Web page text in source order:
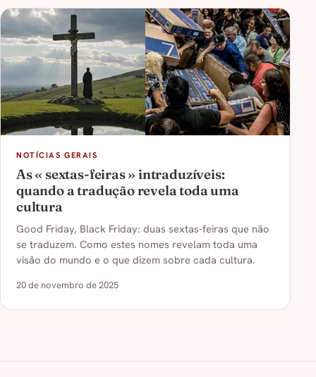
NOTÍCIAS GERAIS
As « sextas-feiras » intraduzíveis:
quando a tradução revela toda uma
cultura
Good Friday, Black Friday: duas sextas-feiras que não
se traduzem. Como estes nomes revelam toda uma
visão do mundo e o que dizem sobre cada cultura.
20 de novembro de 2025